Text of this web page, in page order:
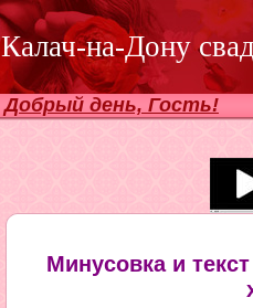
Калач-на-Дону
Добрый день, Гость!
Минусовка и